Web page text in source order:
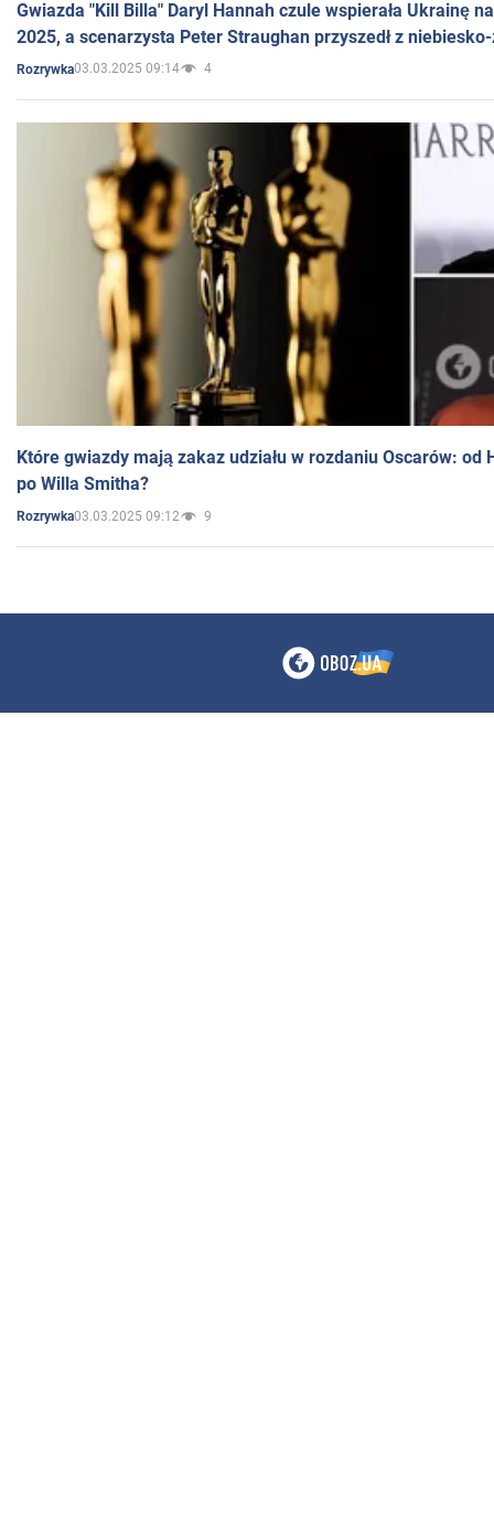
Gwiazda "Kill Billa" Daryl Hannah czule wspierała Ukrainę
2025, a scenarzysta Peter Straughan przyszedł z
Rozrywka03.03.2025 09:14 4
Które gwiazdy mają zakaz udziału w rozdaniu Oscarów: od
po Willa Smitha?
Rozrywka03.03.2025 09:12 9